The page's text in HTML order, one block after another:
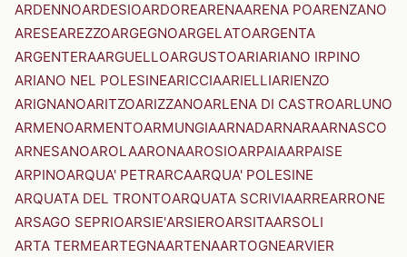
ARDENNOARDESIOARDOREARENAARENA POARENZANO
ARESEAREZZOARGEGNOARGELATOARGENTA
ARGENTERAARGUELLOARGUSTOARIARIANO IRPINO
ARIANO NEL POLESINEARICCIAARIELLIARIENZO
ARIGNANOARITZOARIZZANOARLENA DI CASTROARLUNO
ARMENOARMENTOARMUNGIAARNADARNARAARNASCO
ARNESANOAROLAARONAAROSIOARPAIAARPAISE
ARPINOARQUA' PETRARCAARQUA' POLESINE
ARQUATA DEL TRONTOARQUATA SCRIVIAARREARRONE
ARSAGO SEPRIOARSIE'ARSIEROARSITAARSOLI
ARTA TERMEARTEGNAARTENAARTOGNEARVIER